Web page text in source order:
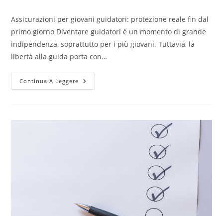
Assicurazioni per giovani guidatori: protezione reale fin dal
primo giorno Diventare guidatori è un momento di grande
indipendenza, soprattutto per i più giovani. Tuttavia, la
libertà alla guida porta con…
Continua A Leggere